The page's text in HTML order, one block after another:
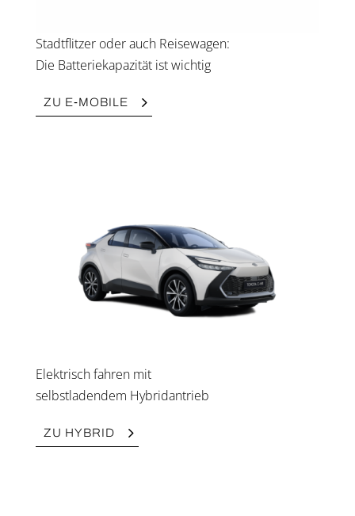
Stadt­flit­zer oder auch Rei­se­wa­gen:
Die Bat­te­rie­ka­pa­zi­tät ist wich­tig
ZU E‑MOBILE
Elek­trisch fah­ren mit
selbst­la­den­dem Hybrid­an­trieb
ZU HYBRID